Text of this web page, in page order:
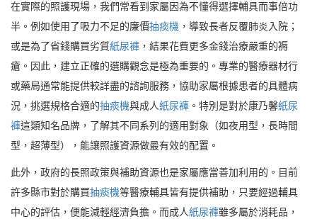
在實際的照護現場，我們常看到家屬因為不懂得選擇輔具而事倍功
半。例如使用了吸力不足的廉價抽痰機 ，導致長者反覆肺炎入院；
或是為了省錢購買劣質紙尿褲 ，結果花費更多金錢治療嚴重的褥
瘡。因此，建立正確的選購觀念是極為重要的。專業的醫療器材行
或藥局通常能提供較詳盡的諮詢服務，協助家屬根據患者的具體病
況，挑選規格合適的抽痰機與成人紙尿褲 。特別是對於康乃馨紙尿
褲這類知名品牌，了解其不同系列的適用對象（如夜用型，長時間
型，超薄型），能讓照護資源做最有效的配置。
此外，政府的長照政策與補助資源也是家屬應當善加利用的。目前
許多縣市對於購買抽痰機等醫療輔具皆有提供補助，只要經過輔具
中心的評估，便能減輕經濟負擔。而成人紙尿褲雖多屬於消耗品，